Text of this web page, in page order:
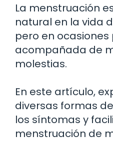
La menstruación
natural en la vida
pero en ocasiones
acompañada de
molestias.
En este artículo,
diversas formas
los síntomas y
menstruación de